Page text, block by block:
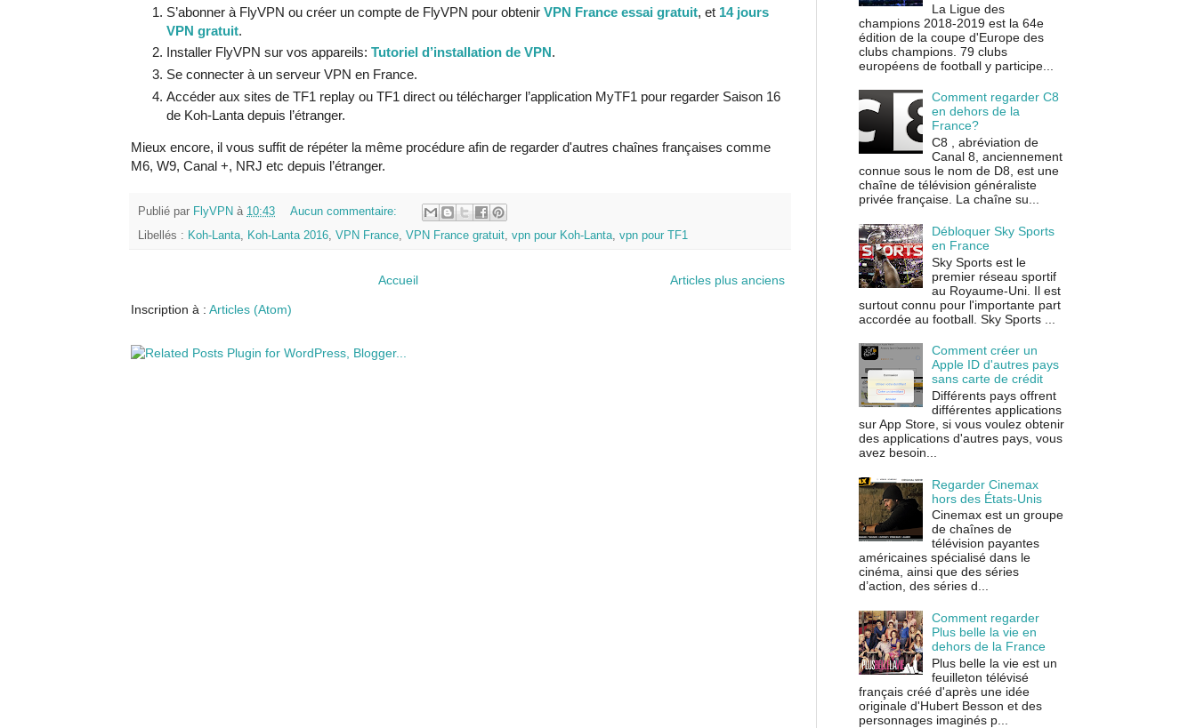
S’abonner à FlyVPN ou créer un compte de FlyVPN pour obtenir VPN France essai gratuit, et 14 jours
VPN gratuit.
Installer FlyVPN sur vos appareils: Tutoriel d’installation de VPN.
Se connecter à un serveur VPN en France.
Accéder aux sites de TF1 replay ou TF1 direct ou télécharger l’application MyTF1 pour regarder Saison 16
de Koh-Lanta depuis l’étranger.
Mieux encore, il vous suffit de répéter la même procédure afin de regarder d'autres chaînes françaises comme
M6, W9, Canal +, NRJ etc depuis l’étranger.
Publié par FlyVPN à 10:43
Aucun commentaire:
Libellés : Koh-Lanta Koh-Lanta 2016 VPN France VPN France gratuit vpn pour Koh-Lanta vpn pour TF1
Articles plus anciens
Accueil
Inscription à : Articles (Atom)
La Ligue des
champions 2018-2019 est la 64e
édition de la coupe d'Europe des
clubs champions. 79 clubs
européens de football y participe...
Comment regarder C8
en dehors de la
France?
C8 , abréviation de
Canal 8, anciennement
connue sous le nom de D8, est une
chaîne de télévision généraliste
privée française. La chaîne su...
Débloquer Sky Sports
en France
Sky Sports est le
premier réseau sportif
au Royaume-Uni. Il est
surtout connu pour l'importante part
accordée au football. Sky Sports ...
Comment créer un
Apple ID d'autres pays
sans carte de crédit
Différents pays offrent
différentes applications
sur App Store, si vous voulez obtenir
des applications d'autres pays, vous
avez besoin...
Regarder Cinemax
hors des États-Unis
Cinemax est un groupe
de chaînes de
télévision payantes
américaines spécialisé dans le
cinéma, ainsi que des séries
d’action, des séries d...
Comment regarder
Plus belle la vie en
dehors de la France
Plus belle la vie est un
feuilleton télévisé
français créé d'après une idée
originale d'Hubert Besson et des
personnages imaginés p...